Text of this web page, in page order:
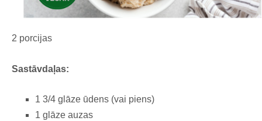
2 porcijas
Sastāvdaļas:
1 3/4 glāze ūdens (vai piens)
1 glāze auzas